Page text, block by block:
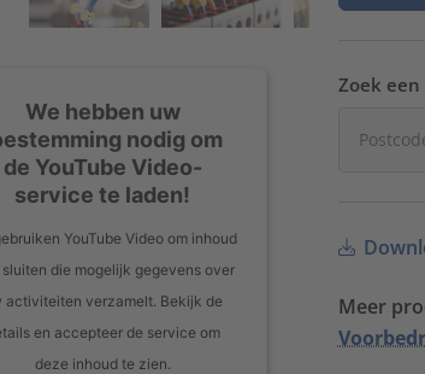
We hebben uw
nodig om
de YouTube Video-
service te laden!
YouTube Video om inhoud
sluiten die mogelijk gegevens over
activiteiten verzamelt. Bekijk de
en accepteer de service om
deze inhoud te zien.
Zoek
Meer